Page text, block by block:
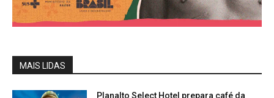
MAIS LIDAS
Planalto Select Hotel prepara café da